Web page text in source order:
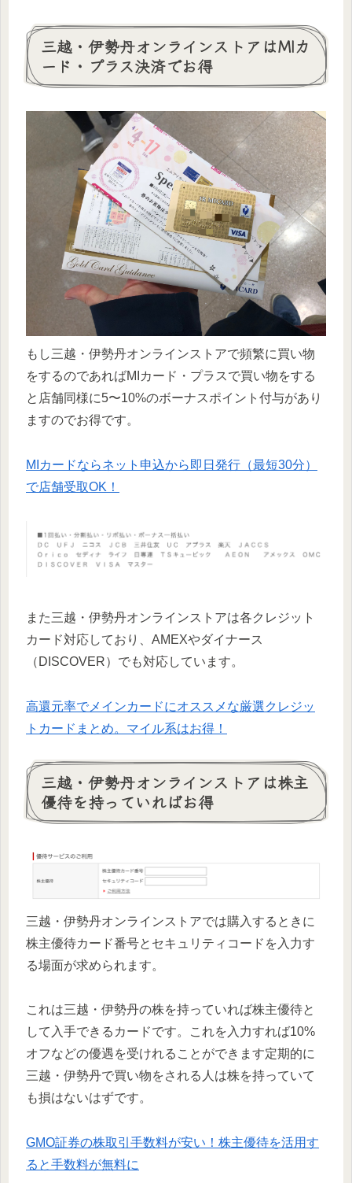
三越・伊勢丹オンラインストアはMIカ
ード・プラス決済でお得
もし三越・伊勢丹オンラインストアで頻繁に買い物
をするのであればMIカード・プラスで買い物をする
と店舗同様に5〜10%のボーナスポイント付与があり
ますのでお得です。
MIカードならネット申込から即日発行（最短30分）
で店舗受取OK！
また三越・伊勢丹オンラインストアは各クレジット
カード対応しており、AMEXやダイナース
（DISCOVER）でも対応しています。
高還元率でメインカードにオススメな厳選クレジッ
トカードまとめ。マイル系はお得！
三越・伊勢丹オンラインストアは株主
優待を持っていればお得
三越・伊勢丹オンラインストアでは購入するときに
株主優待カード番号とセキュリティコードを入力す
る場面が求められます。
これは三越・伊勢丹の株を持っていれば株主優待と
して入手できるカードです。これを入力すれば10%
オフなどの優遇を受けれることができます定期的に
三越・伊勢丹で買い物をされる人は株を持っていて
も損はないはずです。
GMO証券の株取引手数料が安い！株主優待を活用す
ると手数料が無料に